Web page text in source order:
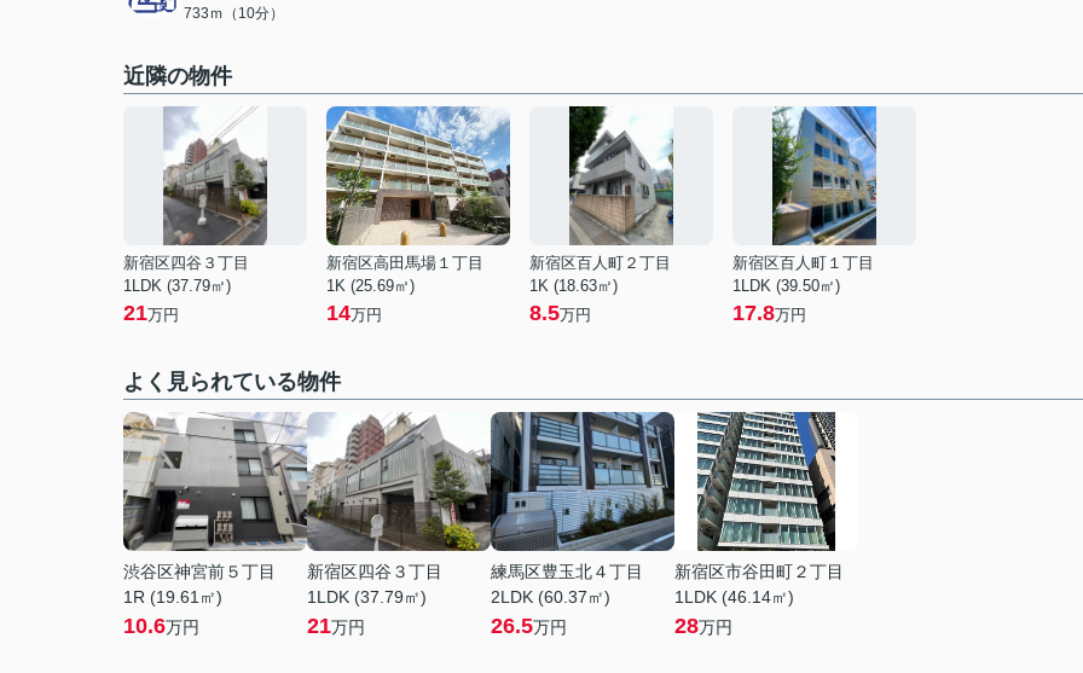
733ｍ（10分）
近隣の物件
新宿区四谷３丁目
1LDK (37.79㎡)
21万円
新宿区高田馬場１丁目
1K (25.69㎡)
14万円
新宿区百人町２丁目
1K (18.63㎡)
8.5万円
新宿区百人町１丁目
1LDK (39.50㎡)
17.8万円
よく見られている物件
渋谷区神宮前５丁目
1R (19.61㎡)
10.6万円
新宿区四谷３丁目
1LDK (37.79㎡)
21万円
練馬区豊玉北４丁目
2LDK (60.37㎡)
26.5万円
新宿区市谷田町２丁目
1LDK (46.14㎡)
28万円